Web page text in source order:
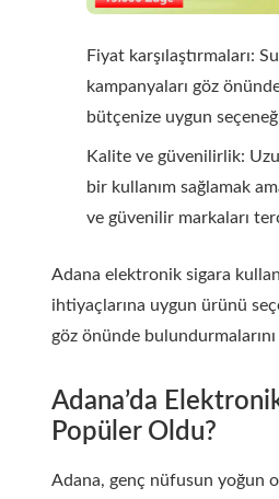
Fiyat karşılaştırmaları:
kampanyaları göz
bütçenize uygun seçeneği
Kalite ve güvenilirlik:
bir kullanım sağlamak
ve güvenilir markaları
Adana elektronik sigara
ihtiyaçlarına uygun ürünü
göz önünde
Adana’da
Popüler Oldu?
Adana, genç nüfusun yoğun